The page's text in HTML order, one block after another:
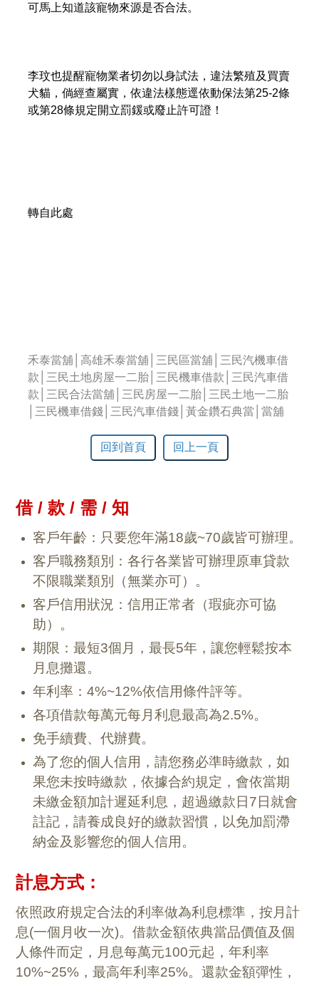
可馬上知道該寵物來源是否合法。
李玟也提醒寵物業者切勿以身試法，違法繁殖及買賣
犬貓，倘經查屬實，依違法樣態逕依動保法第25-2條
或第28條規定開立罰鍰或廢止許可證！
轉自此處
禾泰當舖│高雄禾泰當舖│三民區當舖│三民汽機車借
款│三民土地房屋一二胎│三民機車借款│三民汽車借
款│三民合法當舖│三民房屋一二胎│三民土地一二胎
│三民機車借錢│三民汽車借錢│黃金鑽石典當│當舖
回到首頁 回上一頁
借 / 款 / 需 / 知
客戶年齡：只要您年滿18歲~70歲皆可辦理。
客戶職務類別：各行各業皆可辦理原車貸款
不限職業類別（無業亦可）。
客戶信用狀況：信用正常者（瑕疵亦可協
助）。
期限：最短3個月，最長5年，讓您輕鬆按本
月息攤還。
年利率：4%~12%依信用條件評等。
各項借款每萬元每月利息最高為2.5%。
免手續費、代辦費。
為了您的個人信用，請您務必準時繳款，如
果您未按時繳款，依據合約規定，會依當期
未繳金額加計遲延利息，超過繳款日7日就會
註記，請養成良好的繳款習慣，以免加罰滯
納金及影響您的個人信用。
計息方式：
依照政府規定合法的利率做為利息標準，按月計
息(一個月收一次)。借款金額依典當品價值及個
人條件而定，月息每萬元100元起，年利率
10%~25%，最高年利率25%。還款金額彈性，